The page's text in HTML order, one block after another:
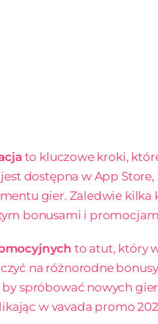
to kluczowe kroki,
dostępna w App
gier. Zaledwie kilka
bonusami i
to atut, który
na różnorodne
by spróbować nowych
w vavada promo